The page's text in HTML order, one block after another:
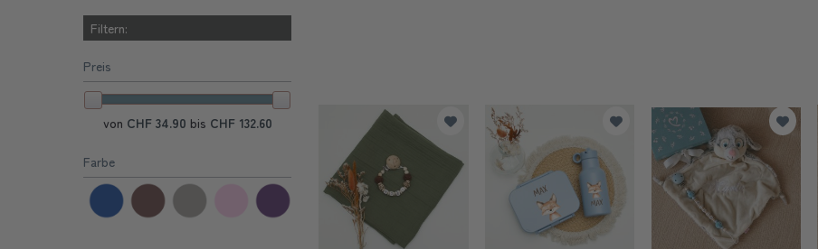
Filtern:
Preis
von CHF 34.90 bis CHF 132.60
Farbe